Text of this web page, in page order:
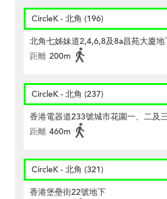
CircleK - 北角 (196)
北角七姊妹道2,4,6,8及8a昌苑大廈
距離 200m
CircleK - 北角 (237)
香港電器道233號城市花園一、二及
距離 460m
CircleK - 北角 (321)
香港堡壘街22號地下